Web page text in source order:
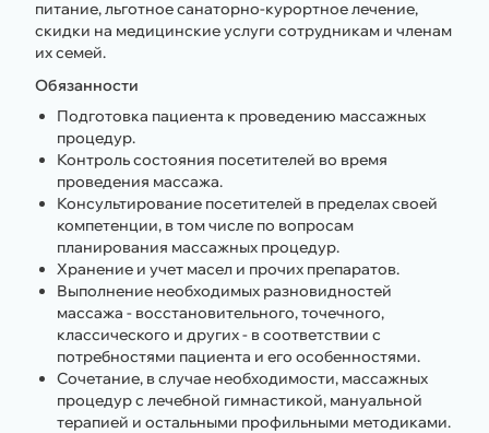
питание, льготное санаторно-курортное лечение,
скидки на медицинские услуги сотрудникам и членам
их семей.
Обязанности
Подготовка пациента к проведению массажных
процедур.
Контроль состояния посетителей во время
проведения массажа.
Консультирование посетителей в пределах своей
компетенции, в том числе по вопросам
планирования массажных процедур.
Хранение и учет масел и прочих препаратов.
Выполнение необходимых разновидностей
массажа - восстановительного, точечного,
классического и других - в соответствии с
потребностями пациента и его особенностями.
Сочетание, в случае необходимости, массажных
процедур с лечебной гимнастикой, мануальной
терапией и остальными профильными методиками.